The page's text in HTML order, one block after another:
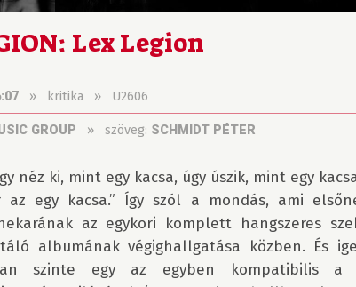
Lex Legion
» kritika » U2606
GROUP » szöveg: SCHMIDT PÉTER
néz ki, mint egy kacsa, úgy úszik, mint egy
az egy kacsa.” Így szól a mondás, ami
az egykori komplett hangszeres
albumának végighallgatása közben. És
szinte egy az egyben kompatibilis a